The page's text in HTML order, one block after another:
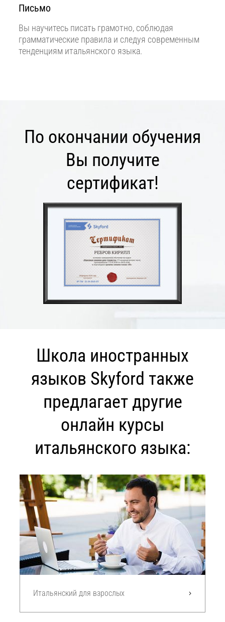
Письмо
Вы научитесь писать грамотно, соблюдая
грамматические правила и следуя современным
тенденциям итальянского языка.
По окончании обучения
Вы получите
сертификат!
Школа иностранных
языков Skyford также
предлагает другие
онлайн курсы
итальянского языка:
Итальянский для взрослых